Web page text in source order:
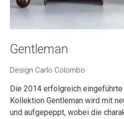
Gentleman
Design Carlo Colombo
Die 2014 erfolgreich
Kollektion Gentleman wird mit
und aufgepeppt, wobei die